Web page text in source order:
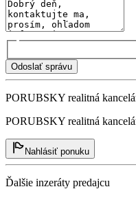
Odoslať správu
PORUBSKY realitná
PORUBSKY realitná
Nahlásiť ponuku
Ďalšie inzeráty predajcu